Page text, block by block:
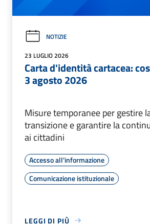
NOTIZIE
23 LUGLIO 2026
Carta d'identità cartacea:
3 agosto 2026
Misure temporanee per gestire
transizione e garantire la
ai cittadini
Accesso all'informazione
Comunicazione istituzionale
LEGGI DI PIÙ